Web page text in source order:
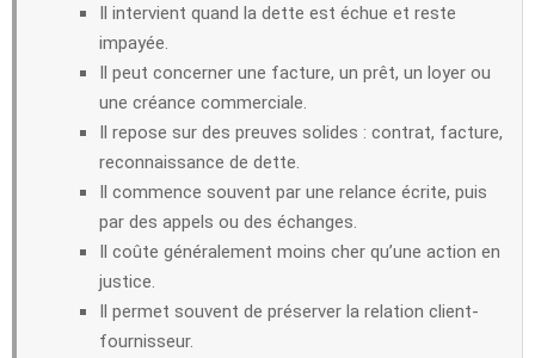
Il intervient quand la dette est échue et reste
impayée.
Il peut concerner une facture, un prêt, un loyer ou
une créance commerciale.
Il repose sur des preuves solides : contrat, facture,
reconnaissance de dette.
Il commence souvent par une relance écrite, puis
par des appels ou des échanges.
Il coûte généralement moins cher qu’une action en
justice.
Il permet souvent de préserver la relation client-
fournisseur.